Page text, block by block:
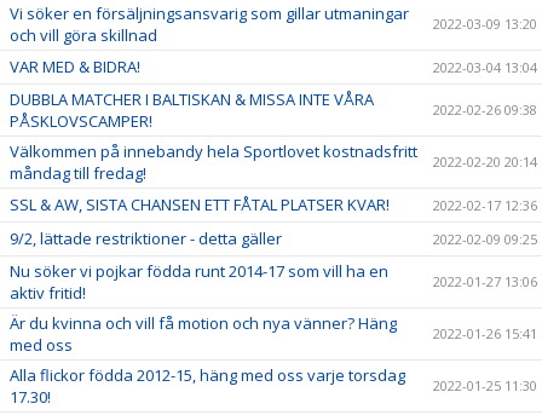
Vi söker en försäljningsansvarig som gillar utmaningar
och vill göra skillnad
2022-03-09 13:20
VAR MED & BIDRA! 2022-03-04 13:04
DUBBLA MATCHER I BALTISKAN & MISSA INTE VÅRA
PÅSKLOVSCAMPER!
2022-02-26 09:38
Välkommen på innebandy hela Sportlovet kostnadsfritt
måndag till fredag!
2022-02-20 20:14
SSL & AW, SISTA CHANSEN ETT FÅTAL PLATSER KVAR! 2022-02-17 12:36
9/2, lättade restriktioner - detta gäller 2022-02-09 09:25
Nu söker vi pojkar födda runt 2014-17 som vill ha en
aktiv fritid!
2022-01-27 13:06
Är du kvinna och vill få motion och nya vänner? Häng
med oss
2022-01-26 15:41
Alla flickor födda 2012-15, häng med oss varje torsdag
17.30!
2022-01-25 11:30